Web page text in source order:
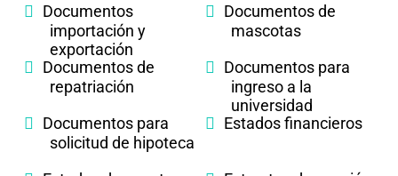
Documentos
importación y
exportación
Documentos de
mascotas
Documentos de
repatriación
Documentos para
ingreso a la
universidad
Documentos para
solicitud de hipoteca
Estados financieros